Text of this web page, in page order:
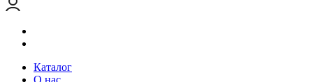
Каталог
О нас